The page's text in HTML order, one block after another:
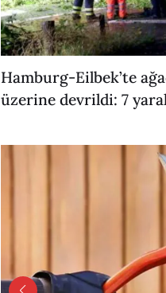
Hamburg-Eilbek’te
üzerine devrildi: 7